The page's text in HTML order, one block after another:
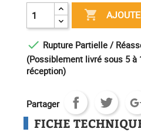

 Rupture Partielle /
(Possiblement livré sous 5 à
réception)
Partager
FICHE